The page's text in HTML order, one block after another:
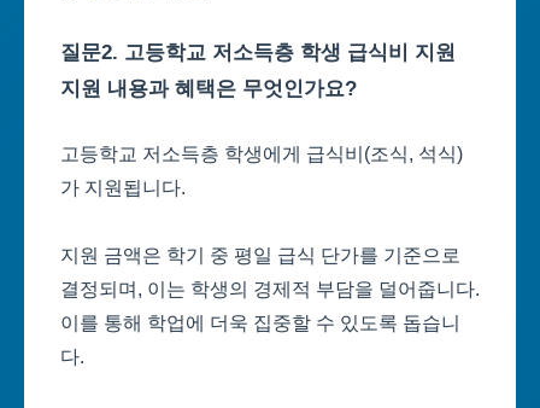
질문2. 고등학교 저소득층 학생 급식비 지원
지원 내용과 혜택은 무엇인가요?
고등학교 저소득층 학생에게 급식비(조식, 석식)
가 지원됩니다.
지원 금액은 학기 중 평일 급식 단가를 기준으로
결정되며, 이는 학생의 경제적 부담을 덜어줍니다.
이를 통해 학업에 더욱 집중할 수 있도록 돕습니
다.